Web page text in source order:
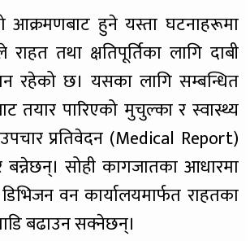
आक्रमणबाट हुने यस्ता घटनाहरूमा
राहत तथा क्षतिपूर्तिका लागि दाबी
रहेको छ। यसका लागि सम्बन्धित
तयार पारिएको मुचुल्का र स्वास्थ्य
उपचार प्रतिवेदन (Medical Report)
बन्नेछन्। सोही कागजातका आधारमा
वन कार्यालयमार्फत राहतका
बढाउन सक्नेछन्।